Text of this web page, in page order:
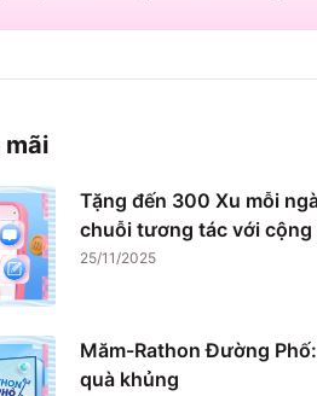
Tặng đến 300 Xu mỗi
chuỗi tương tác với cộng
25/11/2025
Măm-Rathon Đường
quà khủng